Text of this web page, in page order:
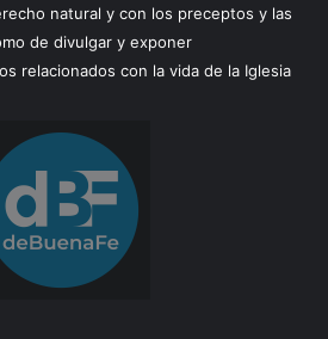
natural y con los preceptos y las
de divulgar y exponer
relacionados con la vida de la Iglesia